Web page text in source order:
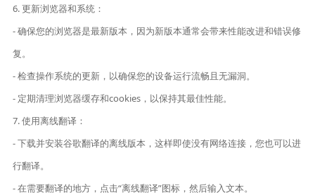
6. 更新浏览器和系统：
- 确保您的浏览器是最新版本，因为新版本通常会带来性能改进和错误修
复。
- 检查操作系统的更新，以确保您的设备运行流畅且无漏洞。
- 定期清理浏览器缓存和cookies，以保持其最佳性能。
7. 使用离线翻译：
- 下载并安装谷歌翻译的离线版本，这样即使没有网络连接，您也可以进
行翻译。
- 在需要翻译的地方，点击“离线翻译”图标，然后输入文本。